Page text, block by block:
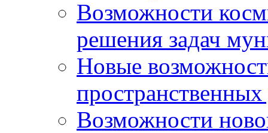
Возможности
решения задач
Новые
Возможности